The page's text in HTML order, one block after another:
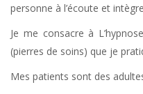
personne à l’écoute et
Je me consacre à
(pierres de soins) que je
Mes patients sont des